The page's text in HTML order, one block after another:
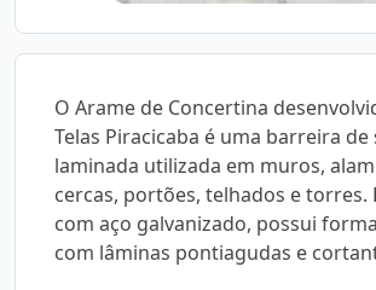
O Arame de Concertina
Telas Piracicaba é uma barreira de
laminada utilizada em muros,
cercas, portões, telhados e torres.
com aço galvanizado, possui
com lâminas pontiagudas e